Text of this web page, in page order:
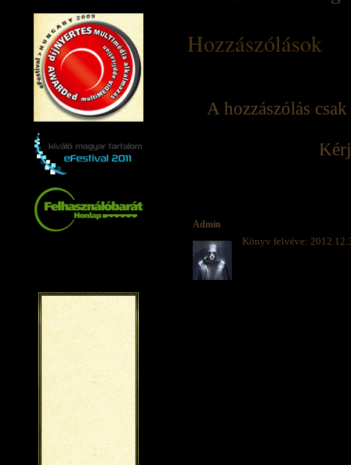
Hozzászólások
A hozzászólás
Admin
Könyv felvéve: